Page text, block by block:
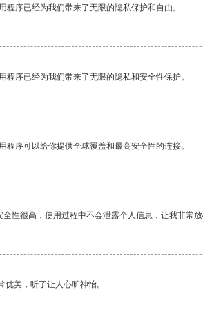
程序已经为我们带来了无限的隐私保护和自由。
程序已经为我们带来了无限的隐私和安全性保护。
程序可以给你提供全球覆盖和最高安全性的连接。
性很高，使用过程中不会泄露个人信息，让我非常
优美，听了让人心旷神怡。